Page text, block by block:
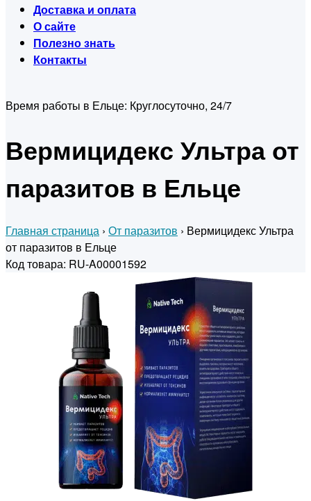
Доставка и оплата
О сайте
Полезно знать
Контакты
Время работы в Ельце: Круглосуточно, 24/7
Вермицидекс Ультра от
паразитов в Ельце
Главная страница › От паразитов › Вермицидекс Ультра
от паразитов в Ельце
Код товара: RU-A00001592